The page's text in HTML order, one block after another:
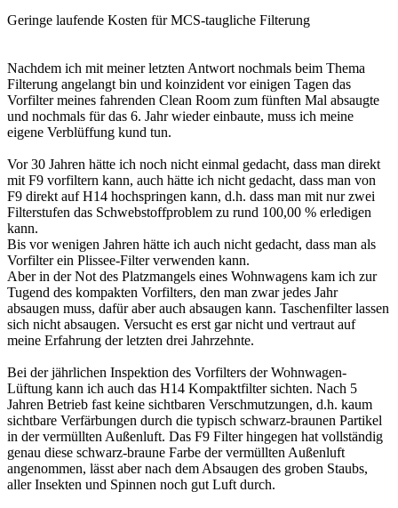
Geringe laufende Kosten für MCS-taugliche Filterung
Nachdem ich mit meiner letzten Antwort nochmals beim Thema
Filterung angelangt bin und koinzident vor einigen Tagen das
Vorfilter meines fahrenden Clean Room zum fünften Mal absaugte
und nochmals für das 6. Jahr wieder einbaute, muss ich meine
eigene Verblüffung kund tun.
Vor 30 Jahren hätte ich noch nicht einmal gedacht, dass man direkt
mit F9 vorfiltern kann, auch hätte ich nicht gedacht, dass man von
F9 direkt auf H14 hochspringen kann, d.h. dass man mit nur zwei
Filterstufen das Schwebstoffproblem zu rund 100,00 % erledigen
kann.
Bis vor wenigen Jahren hätte ich auch nicht gedacht, dass man als
Vorfilter ein Plissee-Filter verwenden kann.
Aber in der Not des Platzmangels eines Wohnwagens kam ich zur
Tugend des kompakten Vorfilters, den man zwar jedes Jahr
absaugen muss, dafür aber auch absaugen kann. Taschenfilter lassen
sich nicht absaugen. Versucht es erst gar nicht und vertraut auf
meine Erfahrung der letzten drei Jahrzehnte.
Bei der jährlichen Inspektion des Vorfilters der Wohnwagen-
Lüftung kann ich auch das H14 Kompaktfilter sichten. Nach 5
Jahren Betrieb fast keine sichtbaren Verschmutzungen, d.h. kaum
sichtbare Verfärbungen durch die typisch schwarz-braunen Partikel
in der vermüllten Außenluft. Das F9 Filter hingegen hat vollständig
genau diese schwarz-braune Farbe der vermüllten Außenluft
angenommen, lässt aber nach dem Absaugen des groben Staubs,
aller Insekten und Spinnen noch gut Luft durch.